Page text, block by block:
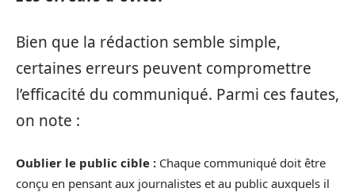
Bien que la rédaction semble simple,
certaines erreurs peuvent compromettre
l’efficacité du communiqué. Parmi ces fautes,
on note :
Oublier le public cible : Chaque communiqué doit être
conçu en pensant aux journalistes et au public auxquels il